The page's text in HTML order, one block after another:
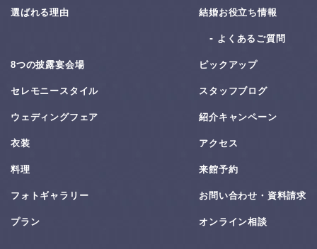
選ばれる理由
8つの披露宴会場
セレモニースタイル
ウェディングフェア
衣装
料理
フォトギャラリー
プラン
結婚お役⽴ち情報
よくあるご質問
ピックアップ
スタッフブログ
紹介キャンペーン
アクセス
来館予約
お問い合わせ・資料請求
オンライン相談